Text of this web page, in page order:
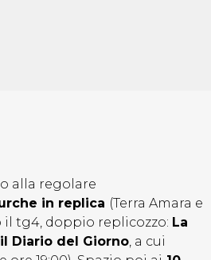
alla regolare
in replica (Terra Amara e
il tg4, doppio replicozzo: La
il Diario del Giorno , a cui